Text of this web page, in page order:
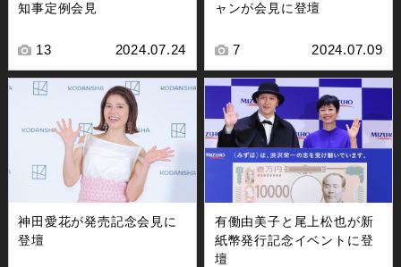
知事定例会見
13 2024.07.24
ャンが会見に登壇
7 2024.07.09
神田愛花が発売記念会見に
登壇
有働由美子と尾上松也が新
紙幣発行記念イベントに登
壇